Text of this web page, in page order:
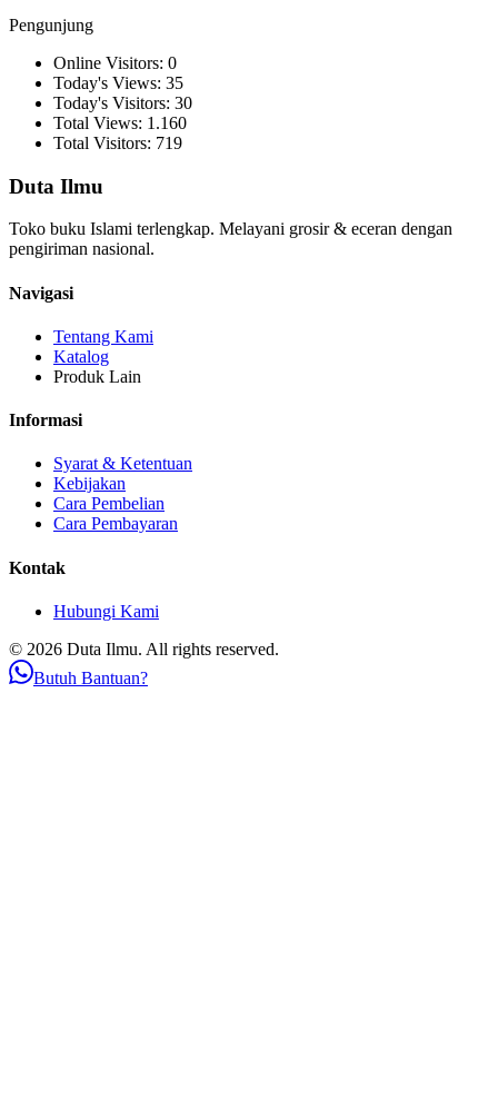
Pengunjung
Online Visitors: 0
Today's Views: 35
Today's Visitors: 30
Total Views: 1.160
Total Visitors: 719
Duta Ilmu
Toko buku Islami terlengkap. Melayani grosir & eceran dengan
pengiriman nasional.
Navigasi
Tentang Kami
Katalog
Produk Lain
Informasi
Syarat & Ketentuan
Kebijakan
Cara Pembelian
Cara Pembayaran
Kontak
Hubungi Kami
© 2026 Duta Ilmu. All rights reserved.
Butuh Bantuan?